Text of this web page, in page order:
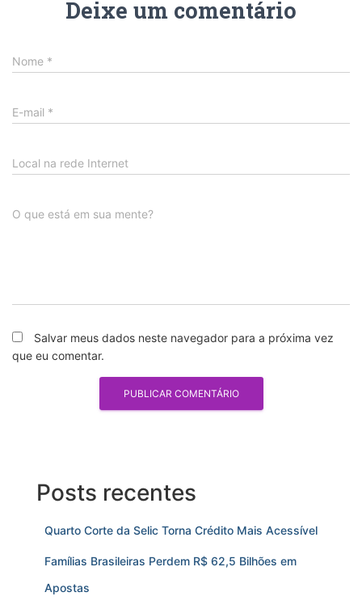
Deixe um comentário
Nome *
E-mail *
Local na rede Internet
O que está em sua mente?
Salvar meus dados neste navegador para a próxima vez
que eu comentar.
Posts recentes
Quarto Corte da Selic Torna Crédito Mais Acessível
Famílias Brasileiras Perdem R$ 62,5 Bilhões em
Apostas